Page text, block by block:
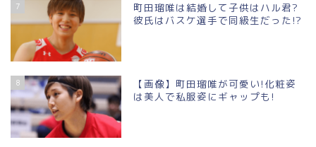
7
町田瑠唯は結婚して子供はハル君?
彼氏はバスケ選手で同級生だった!?
8
【画像】町田瑠唯が可愛い!化粧姿
は美人で私服姿にギャップも!